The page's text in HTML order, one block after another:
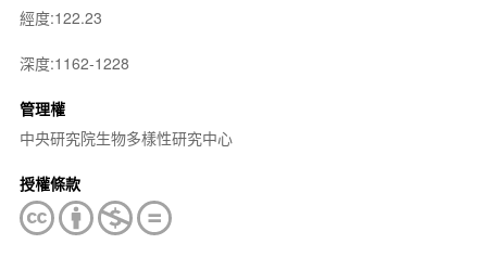
經度:122.23
深度:1162-1228
管理權
中央研究院生物多樣性研究中心
授權條款